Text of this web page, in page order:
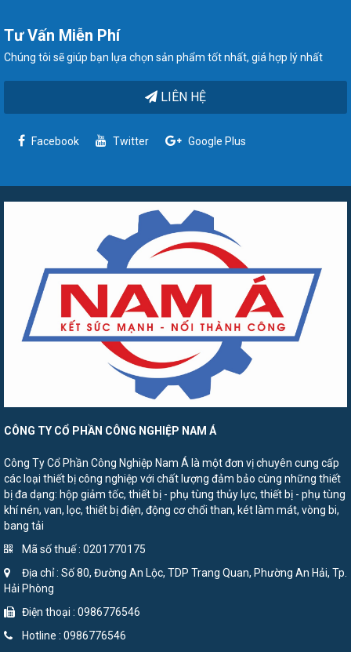
Tư Vấn Miễn Phí
Chúng tôi sẽ giúp bạn lựa chọn sản phẩm tốt nhất, giá hợp lý nhất
LIÊN HỆ
Facebook Twitter Google Plus
CÔNG TY CỔ PHẦN CÔNG NGHIỆP NAM Á
Công Ty Cổ Phần Công Nghiệp Nam Á là một đơn vị chuyên cung cấp
các loại thiết bị công nghiệp với chất lượng đảm bảo cùng những thiết
bị đa dạng: hộp giảm tốc, thiết bị - phụ tùng thủy lực, thiết bị - phụ tùng
khí nén, van, lọc, thiết bị điện, động cơ chổi than, két làm mát, vòng bi,
bang tải
Mã số thuế : 0201770175
Địa chỉ : Số 80, Đường An Lộc, TDP Trang Quan, Phường An Hải, Tp.
Hải Phòng
Điện thoại : 0986776546
Hotline : 0986776546